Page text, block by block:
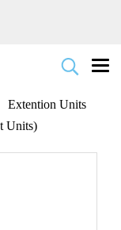
Extention Units
Units)